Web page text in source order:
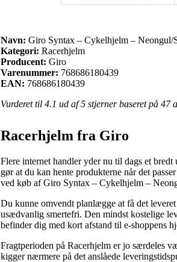
Navn: Giro Syntax – Cykelhjelm – Neongul/
Kategori: Racerhjelm
Producent: Giro
Varenummer: 768686180439
EAN: 768686180439
Vurderet til 4.1 ud af 5 stjerner baseret på 47
Racerhjelm fra Giro
Flere internet handler yder nu til dags et
gør at du kan hente produkterne når det
ved køb af Giro Syntax – Cykelhjelm –
Du kunne omvendt planlægge at få det
usædvanlig smertefri. Den mindst kostelige
befinder dig med kort afstand til e-shoppens
Fragtperioden på Racerhjelm er jo særdeles
kigger nærmere på det anslåede